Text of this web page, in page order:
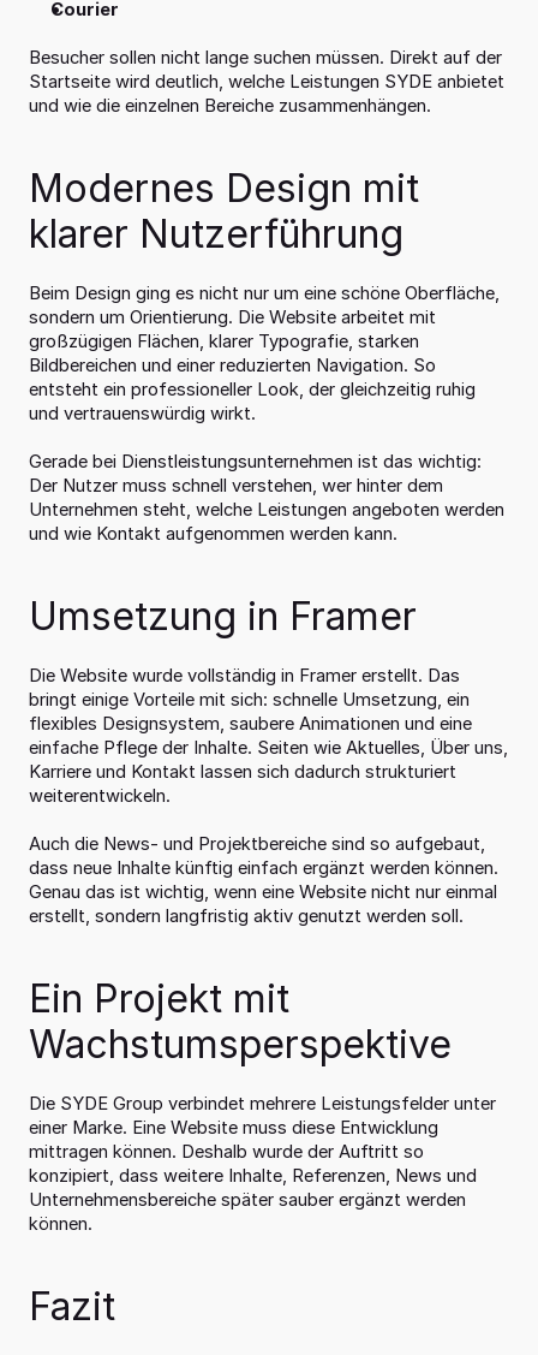
Courier
Besucher sollen nicht lange suchen müssen. Direkt auf der
Startseite wird deutlich, welche Leistungen SYDE anbietet
und wie die einzelnen Bereiche zusammenhängen.
Modernes Design mit
klarer Nutzerführung
Beim Design ging es nicht nur um eine schöne Oberfläche,
sondern um Orientierung. Die Website arbeitet mit
großzügigen Flächen, klarer Typografie, starken
Bildbereichen und einer reduzierten Navigation. So
entsteht ein professioneller Look, der gleichzeitig ruhig
und vertrauenswürdig wirkt.
Gerade bei Dienstleistungsunternehmen ist das wichtig:
Der Nutzer muss schnell verstehen, wer hinter dem
Unternehmen steht, welche Leistungen angeboten werden
und wie Kontakt aufgenommen werden kann.
Umsetzung in Framer
Die Website wurde vollständig in Framer erstellt. Das
bringt einige Vorteile mit sich: schnelle Umsetzung, ein
flexibles Designsystem, saubere Animationen und eine
einfache Pflege der Inhalte. Seiten wie Aktuelles, Über uns,
Karriere und Kontakt lassen sich dadurch strukturiert
weiterentwickeln.
Auch die News- und Projektbereiche sind so aufgebaut,
dass neue Inhalte künftig einfach ergänzt werden können.
Genau das ist wichtig, wenn eine Website nicht nur einmal
erstellt, sondern langfristig aktiv genutzt werden soll.
Ein Projekt mit
Wachstumsperspektive
Die SYDE Group verbindet mehrere Leistungsfelder unter
einer Marke. Eine Website muss diese Entwicklung
mittragen können. Deshalb wurde der Auftritt so
konzipiert, dass weitere Inhalte, Referenzen, News und
Unternehmensbereiche später sauber ergänzt werden
können.
Fazit